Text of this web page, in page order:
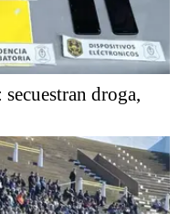
droga,